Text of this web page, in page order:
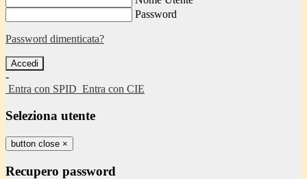
Password
Password dimenticata?
-
Entra con SPID Entra con CIE
Seleziona utente
button close ×
Recupero password